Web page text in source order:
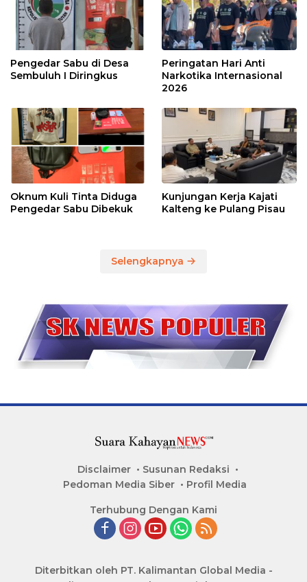
Pengedar Sabu di Desa
Sembuluh I Diringkus
Peringatan Hari Anti
Narkotika Internasional
2026
Oknum Kuli Tinta Diduga
Pengedar Sabu Dibekuk
Kunjungan Kerja Kajati
Kalteng ke Pulang Pisau
Selengkapnya
Disclaimer
Susunan Redaksi
Pedoman Media Siber
Profil Media
Terhubung Dengan Kami
Diterbitkan oleh PT. Kalimantan Global Media -